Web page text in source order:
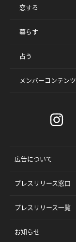
恋する
暮らす
占う
メンバーコンテンツ
広告について
プレスリリース窓口
プレスリリース一覧
お知らせ